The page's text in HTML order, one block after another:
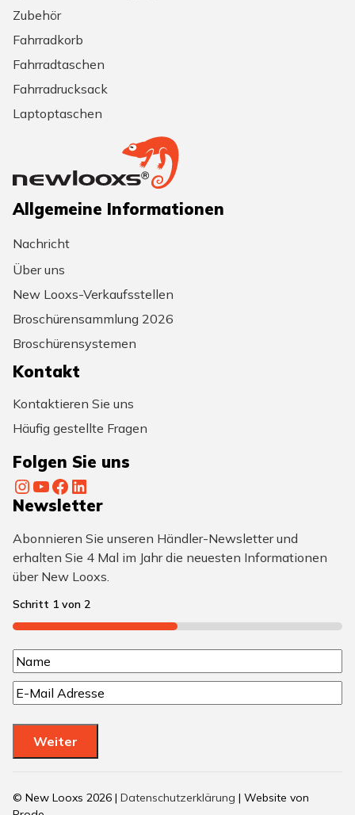
Zubehör
Fahrradkorb
Fahrradtaschen
Fahrradrucksack
Laptoptaschen
Allgemeine Informationen
Nachricht
Über uns
New Looxs-Verkaufsstellen
Broschürensammlung 2026
Broschürensystemen
Kontakt
Kontaktieren Sie uns
Häufig gestellte Fragen
Folgen Sie uns
InstagramYouTube Facebook LinkedIn
Newsletter
Abonnieren Sie unseren Händler-Newsletter und
erhalten Sie 4 Mal im Jahr die neuesten Informationen
über New Looxs.
Schritt 1 von 2
50%
N
a
m
(
e
N
a
m
E
-
M
(
Weiter
© New Looxs 2026 | Datenschutzerklärung | Website von